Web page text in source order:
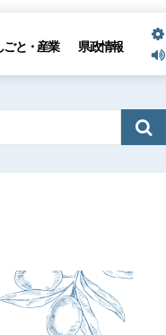
ごと・産業 県政情報